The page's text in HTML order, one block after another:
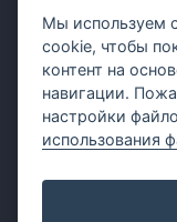
Встроенный
MCP для AI-
Отзывы и
Мы используем
cookie, чтобы
контент на
навигации.
настройки
использования